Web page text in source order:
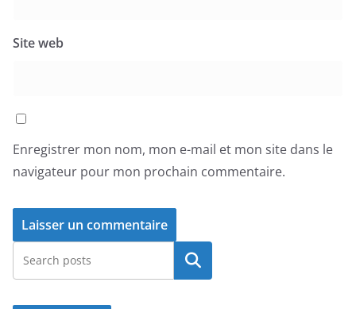
Site web
Enregistrer mon nom, mon e-mail et mon site dans le
navigateur pour mon prochain commentaire.
Rechercher